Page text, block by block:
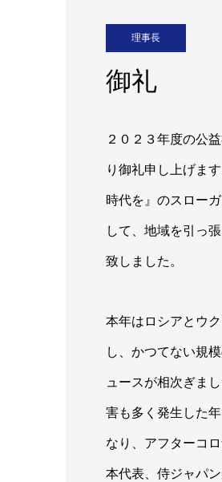
理事長
御礼
２０２３年度の公
り御礼申し上げま
時代を』のスロー
して、地域を引っ
致しました。
本年はロシアとウ
し、かつてない規
ュースが相次ぎま
害も多く発生した
なり、アフターコ
本代表、侍ジャパ